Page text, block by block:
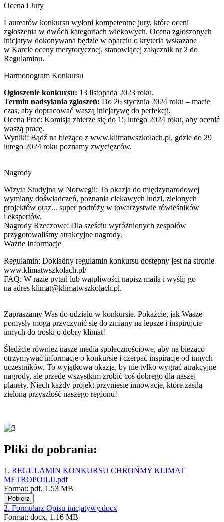
Ocena i Jury
Laureatów konkursu wyłoni kompetentne jury, które oceni
zgłoszenia w dwóch kategoriach wiekowych. Ocena zgłoszonych
inicjatyw dokonywana będzie w oparciu o kryteria wskazane
w Karcie oceny merytorycznej, stanowiącej załącznik nr 2 do
Regulaminu.
Harmonogram Konkursu
Ogłoszenie konkursu: 13 listopada 2023 roku.
Termin nadsyłania zgłoszeń: Do 26 stycznia 2024 roku – macie
czas, aby dopracować waszą inicjatywę do perfekcji.
Ocena Prac: Komisja zbierze się do 15 lutego 2024 roku, aby ocenić
waszą pracę.
Wyniki: Bądź na bieżąco z www.klimatwszkolach.pl, gdzie do 29
lutego 2024 roku poznamy zwycięzców.
Nagrody
Wizyta Studyjna w Norwegii: To okazja do międzynarodowej
wymiany doświadczeń, poznania ciekawych ludzi, zielonych
projektów oraz... super podróży w towarzystwie rówieśników
i ekspertów.
Nagrody Rzeczowe: Dla sześciu wyróżnionych zespołów
przygotowaliśmy atrakcyjne nagrody.
Ważne Informacje
Regulamin: Dokładny regulamin konkursu dostępny jest na stronie
www.klimatwszkolach.pl/
FAQ: W razie pytań lub wątpliwości napisz maila i wyślij go
na adres klimat@klimatwszkolach.pl.
Zapraszamy Was do udziału w konkursie. Pokażcie, jak Wasze
pomysły mogą przyczynić się do zmiany na lepsze i inspirujcie
innych do troski o dobry klimat!
Śledźcie również nasze media społecznościowe, aby na bieżąco
otrzymywać informacje o konkursie i czerpać inspiracje od innych
uczestników. To wyjątkowa okazja, by nie tylko wygrać atrakcyjne
nagrody, ale przede wszystkim zrobić coś dobrego dla naszej
planety. Niech każdy projekt przyniesie innowacje, które zasilą
zieloną przyszłość naszego regionu!
Pliki do pobrania:
1. REGULAMIN KONKURSU CHROŃMY KLIMAT
METROPOILII.pdf
Format: pdf, 1.53 MB
Pobierz
2. Formularz Opisu inicjatywy.docx
Format: docx, 1.16 MB